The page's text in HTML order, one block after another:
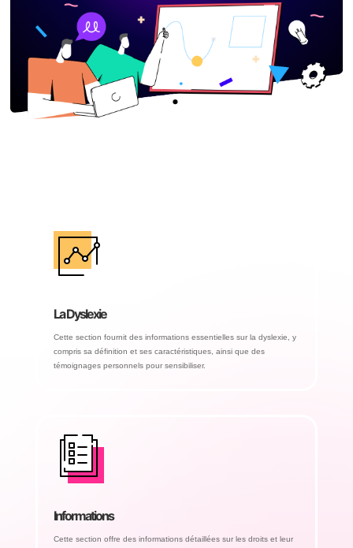
La Dyslexie
Cette section fournit des informations essentielles sur la dyslexie, y
compris sa définition et ses caractéristiques, ainsi que des
témoignages personnels pour sensibiliser.
Informations
Cette section offre des informations détaillées sur les droits et leur